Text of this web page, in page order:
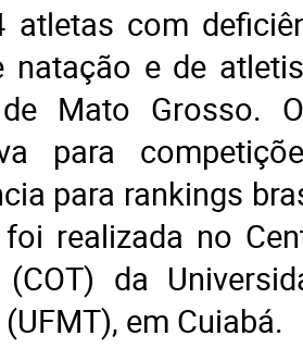
atletas com
natação e de
Mato Grosso.
para
para rankings
realizada no
(COT) da
em Cuiabá.